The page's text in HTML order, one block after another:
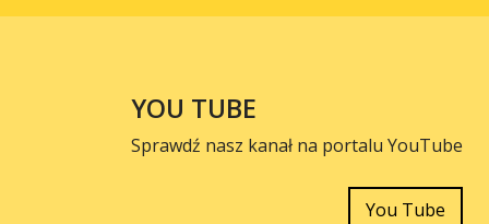
YOU TUBE
Sprawdź nasz kanał na portalu YouTube
You Tube